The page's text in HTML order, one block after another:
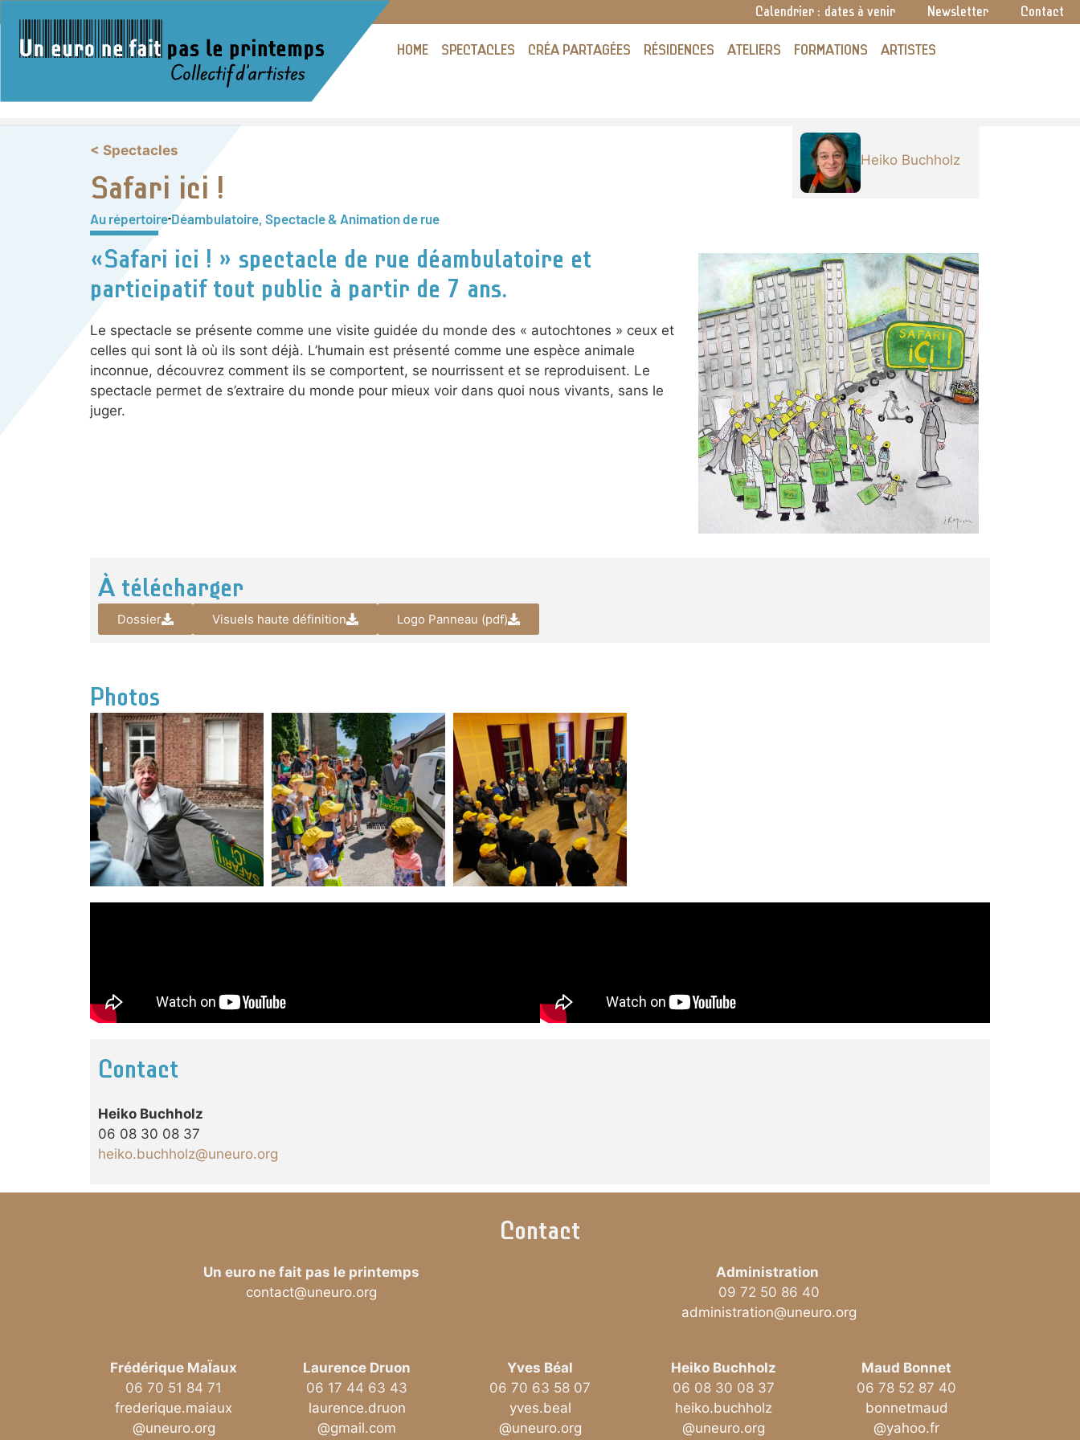
Calendrier : dates à venir Newsletter Contact
HOME SPECTACLES CRÉA PARTAGÉES RÉSIDENCES ATELIERS FORMATIONS ARTISTES
< Spectacles
Safari ici !
Au répertoire Déambulatoire Spectacle & Animation de rue
Heiko Buchholz
«Safari ici ! » spectacle de rue déambulatoire et
participatif tout public à partir de 7 ans.
Le spectacle se présente comme une visite guidée du monde des « autochtones » ceux et
celles qui sont là où ils sont déjà. L’humain est présenté comme une espèce animale
inconnue, découvrez comment ils se comportent, se nourrissent et se reproduisent. Le
spectacle permet de s’extraire du monde pour mieux voir dans quoi nous vivants, sans le
juger.
À télécharger
Dossier Visuels haute définition Logo Panneau (pdf)
Photos
Contact
Heiko Buchholz
06 08 30 08 37
heiko.buchholz@uneuro.org
Contact
Un euro ne fait pas le printemps
contact@uneuro.org
Administration
09 72 50 86 40
administration@uneuro.org
Frédérique MaÏaux
06 70 51 84 71
frederique.maiaux
@uneuro.org
Laurence Druon
06 17 44 63 43
laurence.druon
@gmail.com
Yves Béal
06 70 63 58 07
yves.beal
@uneuro.org
Heiko Buchholz
06 08 30 08 37
heiko.buchholz
@uneuro.org
Maud Bonnet
06 78 52 87 40
bonnetmaud
@yahoo.fr